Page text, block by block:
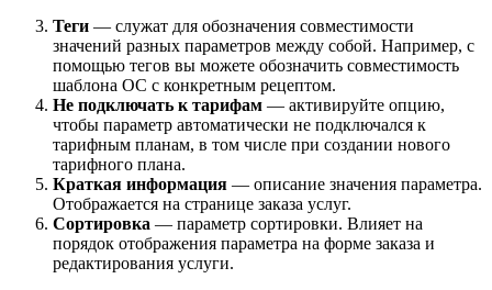
Теги — служат для обозначения совместимости
значений разных параметров между собой. Например, с
помощью тегов вы можете обозначить совместимость
шаблона ОС с конкретным рецептом.
Не подключать к тарифам — активируйте опцию,
чтобы параметр автоматически не подключался к
тарифным планам, в том числе при создании нового
тарифного плана.
Краткая информация — описание значения параметра.
Отображается на странице заказа услуг.
Сортировка — параметр сортировки. Влияет на
порядок отображения параметра на форме заказа и
редактирования услуги.